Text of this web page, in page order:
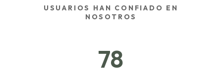
USUARIOS HAN CONFIADO EN
NOSOTROS
78